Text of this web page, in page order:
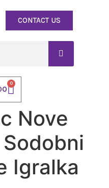
CONTACT US
0
Nove
Igralka